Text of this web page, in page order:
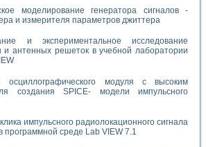
моделирование генератора сигналов -
и измерителя параметров джиттера
и экспериментальное исследование
и антенных решеток в учебной лаборатории
осциллографического модуля с высоким
создания SPICE- модели импульсного
импульсного радиолокационного сигнала
программной среде Lab VIEW 7.1